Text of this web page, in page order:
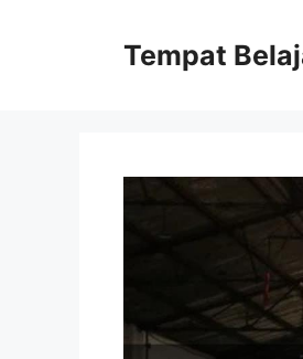
Tempat